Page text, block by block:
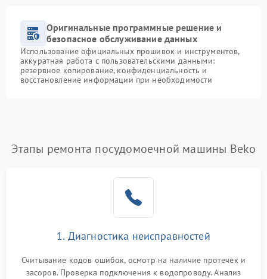
Оригинальные программные решение и
безопасное обслуживание данных
Использование официальных прошивок и инструментов,
аккуратная работа с пользовательскими данными:
резервное копирование, конфиденциальность и
восстановление информации при необходимости
Этапы ремонта посудомоечной машины Beko
1. Диагностика неисправностей
Считывание кодов ошибок, осмотр на наличие протечек и
засоров. Проверка подключения к водопроводу. Анализ